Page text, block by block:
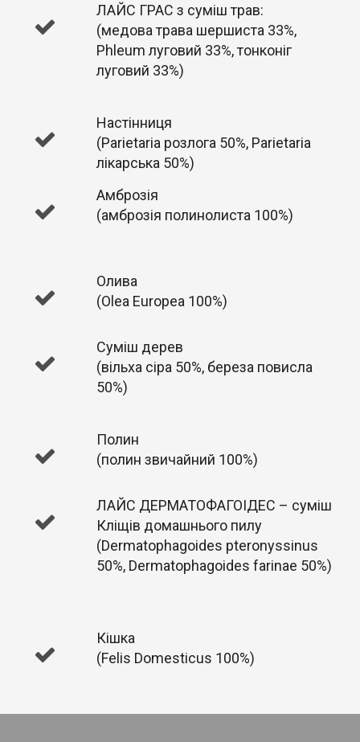
ЛАЙС ГРАС з суміш трав:
(медова трава шершиста 33%,
Phleum луговий 33%, тонконіг
луговий 33%)
Настінниця
(Parietaria розлога 50%, Parietaria
лікарська 50%)
Амброзія
(амброзія полинолиста 100%)
Олива
(Olea Europea 100%)
Суміш дерев
(вільха сіра 50%, береза повисла
50%)
Полин
(полин звичайний 100%)
ЛАЙС ДЕРМАТОФАГОІДЕС – суміш
Кліщів домашнього пилу
(Dermatophagoides pteronyssinus
50%, Dermatophagoides farinae 50%)
Кішка
(Felis Domesticus 100%)